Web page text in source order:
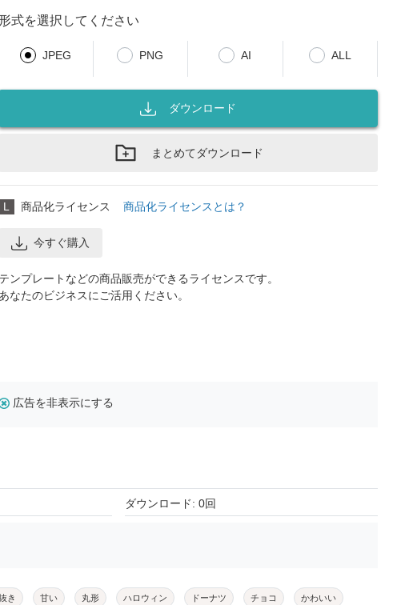
式を選択してください
JPEG PNG AI ALL
ダウンロード
まとめてダウンロード
L 商品化ライセンス 商品化ライセンスとは？
今すぐ購入
テンプレートなどの商品販売ができるライセンスです。
あなたのビジネスにご活用ください。
広告を非表示にする
ダウンロード: 0回
き 甘い 丸形 ハロウィン ドーナツ チョコ かわいい